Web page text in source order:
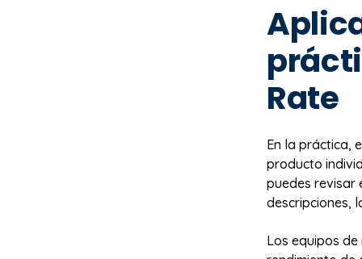
Rate
En la práctica,
producto
puedes revisar
descripciones,
Los equipos